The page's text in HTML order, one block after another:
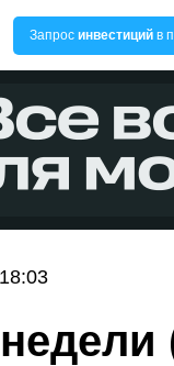
Запрос инвестиций в